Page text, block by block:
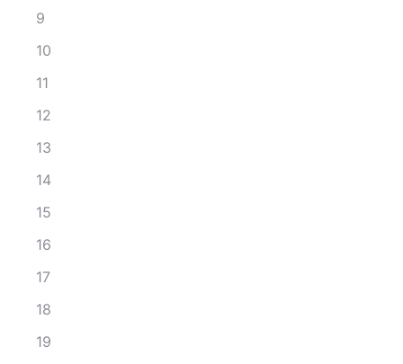
9
10
11
12
13
14
15
16
17
18
19